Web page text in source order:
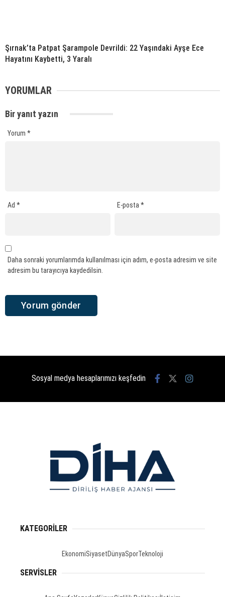
Şırnak’ta Patpat Şarampole Devrildi: 22 Yaşındaki Ayşe Ece
Hayatını Kaybetti, 3 Yaralı
YORUMLAR
Bir yanıt yazın
Yorum *
Ad * E-posta*
Daha sonraki yorumlarımda kullanılması için adım, e-posta adresim ve site
adresim bu tarayıcıya kaydedilsin.
Sosyal medya hesaplarımızı keşfedin
KATEGORİLER
EkonomiSiyasetDünyaSporTeknoloji
SERVİSLER